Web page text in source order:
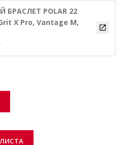
2
204₽.
БРАСЛЕТ POLAR 22
X Pro, Vantage M,
Текущая
цена: